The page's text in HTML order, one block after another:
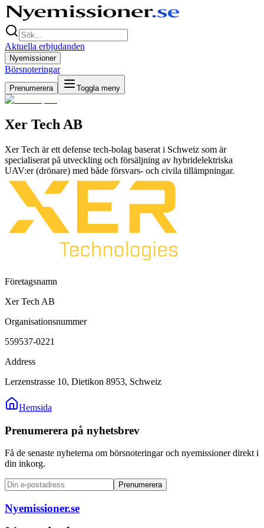
Aktuella erbjudanden
Nyemissioner
Börsnoteringar
Prenumerera Toggla meny
Xer Tech AB
Xer Tech är ett defense tech-bolag baserat i Schweiz som är
specialiserat på utveckling och försäljning av hybridelektriska
UAV:er (drönare) med både försvars- och civila tillämpningar.
Företagsnamn
Xer Tech AB
Organisationsnummer
559537-0221
Address
Lerzenstrasse 10, Dietikon 8953, Schweiz
Hemsida
Prenumerera på nyhetsbrev
Få de senaste nyheterna om börsnoteringar och nyemissioner direkt i
din inkorg.
Prenumerera
Nyemissioner.se